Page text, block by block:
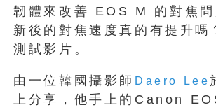
韌體來改善 EOS M 的對焦問
新後的對焦速度真的有提升嗎
測試影片。
由一位韓國攝影師 Daero Lee
上分享，他手上的Canon